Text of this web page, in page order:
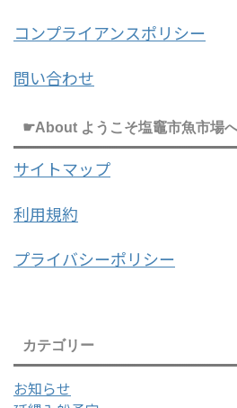
コンプライアンスポリシー
問い合わせ
☛About ようこそ塩竈市魚市場
サイトマップ
利用規約
プライバシーポリシー
カテゴリー
お知らせ